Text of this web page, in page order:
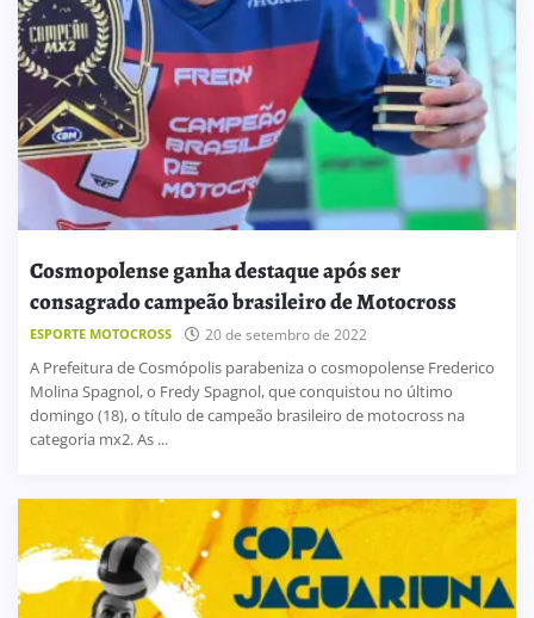
Cosmopolense ganha destaque após ser
consagrado campeão brasileiro de Motocross
ESPORTE MOTOCROSS 20 de setembro de 2022
A Prefeitura de Cosmópolis parabeniza o cosmopolense Frederico
Molina Spagnol, o Fredy Spagnol, que conquistou no último
domingo (18), o título de campeão brasileiro de motocross na
categoria mx2. As ...